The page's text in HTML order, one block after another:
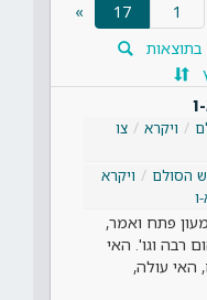
17
»
בתוצאות
ו
ויקרא
צו
הסולם
ויקרא
ו
פתח ואמר,
רבה וגו'. האי
האי עולה,